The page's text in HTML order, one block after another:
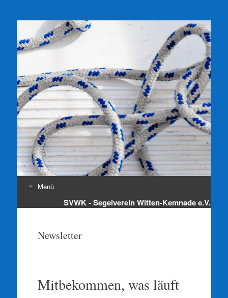
SVWK e.V.
Segelverein Witten-Kemnade e.V.
Menü
Zum
SVWK - Segelverein Witten-Kemnade e.V.
Newsletter
Mitbekommen, was läuft